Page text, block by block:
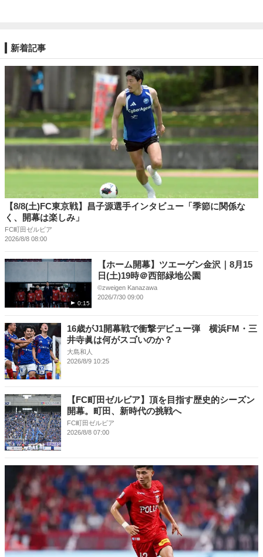
新着記事
【8/8(土)FC東京戦】昌子源選手インタビュー「季節に関係な
く、開幕は楽しみ」
FC町田ゼルビア
2026/8/8 08:00
0:15
【ホーム開幕】ツエーゲン金沢｜8月15
日(土)19時＠西部緑地公園
©︎zweigen Kanazawa
2026/7/30 09:00
16歳がJ1開幕戦で衝撃デビュー弾 横浜FM・三
井寺眞は何がスゴいのか？
大島和人
2026/8/9 10:25
【FC町田ゼルビア】頂を目指す歴史的シーズン
開幕。町田、新時代の挑戦へ
FC町田ゼルビア
2026/8/8 07:00